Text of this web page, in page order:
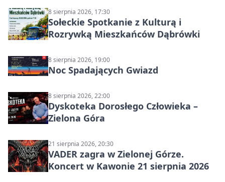
8 sierpnia 2026, 17:30
Sołeckie Spotkanie z Kulturą i
Rozrywką Mieszkańców Dąbrówki
8 sierpnia 2026, 19:00
Noc Spadających Gwiazd
8 sierpnia 2026, 22:00
Dyskoteka Dorosłego Człowieka –
Zielona Góra
21 sierpnia 2026, 20:30
VADER zagra w Zielonej Górze.
Koncert w Kawonie 21 sierpnia 2026